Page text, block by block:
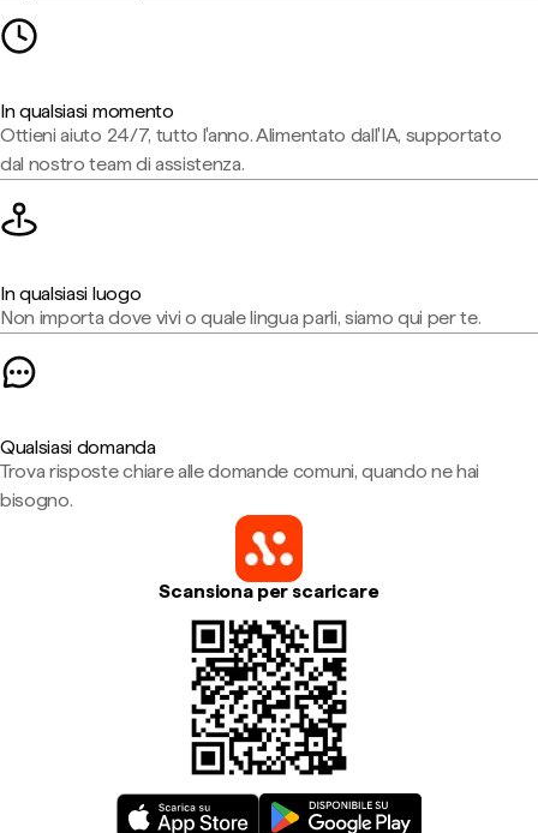
In qualsiasi momento
Ottieni aiuto 24/7, tutto l'anno. Alimentato dall'IA, supportato
dal nostro team di assistenza.
In qualsiasi luogo
Non importa dove vivi o quale lingua parli, siamo qui per te.
Qualsiasi domanda
Trova risposte chiare alle domande comuni, quando ne hai
bisogno.
Scansiona per scaricare